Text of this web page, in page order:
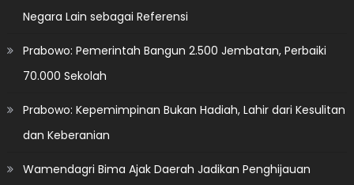
Negara Lain sebagai Referensi
Prabowo: Pemerintah Bangun 2.500 Jembatan, Perbaiki
70.000 Sekolah
Prabowo: Kepemimpinan Bukan Hadiah, Lahir dari Kesulitan
dan Keberanian
Wamendagri Bima Ajak Daerah Jadikan Penghijauan